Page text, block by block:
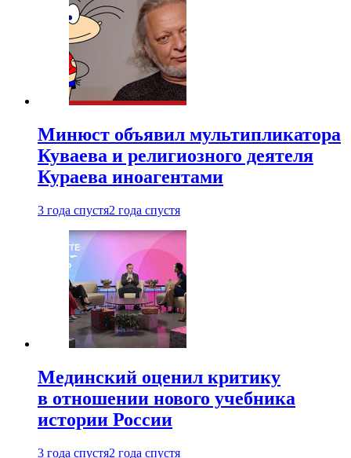
Минюст объявил мультипликатора
Куваева и религиозного деятеля
Кураева иноагентами
3 года спустя2 года спустя
Мединский оценил критику
в отношении нового учебника
истории России
3 года спустя2 года спустя